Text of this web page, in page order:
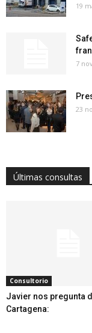
19
7
23
Últimas consultas
Consultorio
Javier nos pregunta
Cartagena: